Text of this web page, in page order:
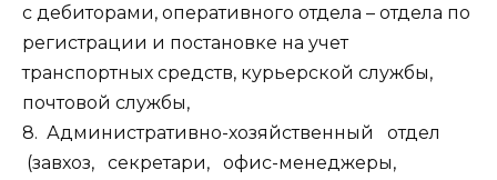
с дебиторами, оперативного отдела – отдела по
регистрации и постановке на учет
транспортных средств, курьерской службы,
почтовой службы,
8. Административно-хозяйственный отдел
(завхоз, секретари, офис-менеджеры,